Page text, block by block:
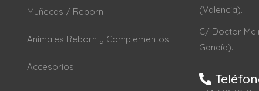
Muñecas / Reborn
Animales Reborn y Complementos
Accesorios
(Valencia).
C/ Doctor
Gandía).